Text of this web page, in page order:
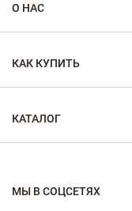
О НАС
КАК КУПИТЬ
КАТАЛОГ
МЫ В СОЦСЕТЯХ